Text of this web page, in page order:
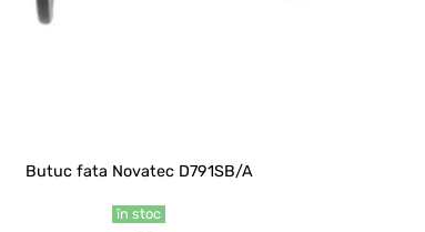
Butuc fata Novatec D791SB/A
în stoc